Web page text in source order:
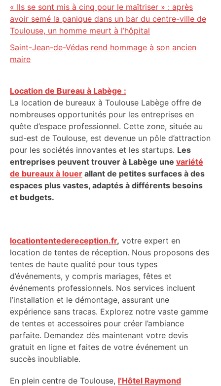
« Ils se sont mis à cinq pour le maîtriser » : après
avoir semé la panique dans un bar du centre-ville de
Toulouse, un homme meurt à l’hôpital
Saint-Jean-de-Védas rend hommage à son ancien
maire
Location de Bureau à Labège :
La location de bureaux à Toulouse Labège offre de
nombreuses opportunités pour les entreprises en
quête d’espace professionnel. Cette zone, située au
sud-est de Toulouse, est devenue un pôle d’attraction
pour les sociétés innovantes et les startups. Les
entreprises peuvent trouver à Labège une variété
de bureaux à louer allant de petites surfaces à des
espaces plus vastes, adaptés à différents besoins
et budgets.
locationtentedereception.fr, votre expert en
location de tentes de réception. Nous proposons des
tentes de haute qualité pour tous types
d’événements, y compris mariages, fêtes et
événements professionnels. Nos services incluent
l’installation et le démontage, assurant une
expérience sans tracas. Explorez notre vaste gamme
de tentes et accessoires pour créer l’ambiance
parfaite. Demandez dès maintenant votre devis
gratuit en ligne et faites de votre événement un
succès inoubliable.
En plein centre de Toulouse, l’Hôtel Raymond